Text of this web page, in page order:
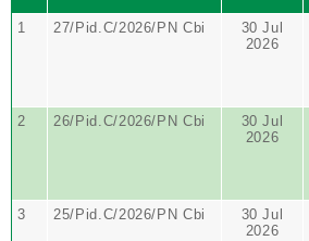
1 27/Pid.C/2026/PN Cbi
30 Jul
2026
2
26/Pid.C/2026/PN Cbi
30 Jul
2026
3
25/Pid.C/2026/PN Cbi
30 Jul
2026